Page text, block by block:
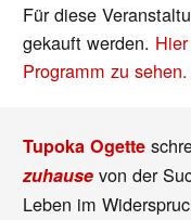
Für diese
gekauft werden.
Programm zu sehen.
Tupoka Ogette
zuhause von der
Leben im